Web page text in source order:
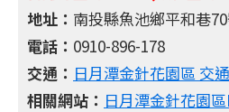
地址： 南投縣魚池鄉平和巷
電話： 0910-896-178
交通： 日月潭金針花園區 交
相關網站： 日月潭金針花園